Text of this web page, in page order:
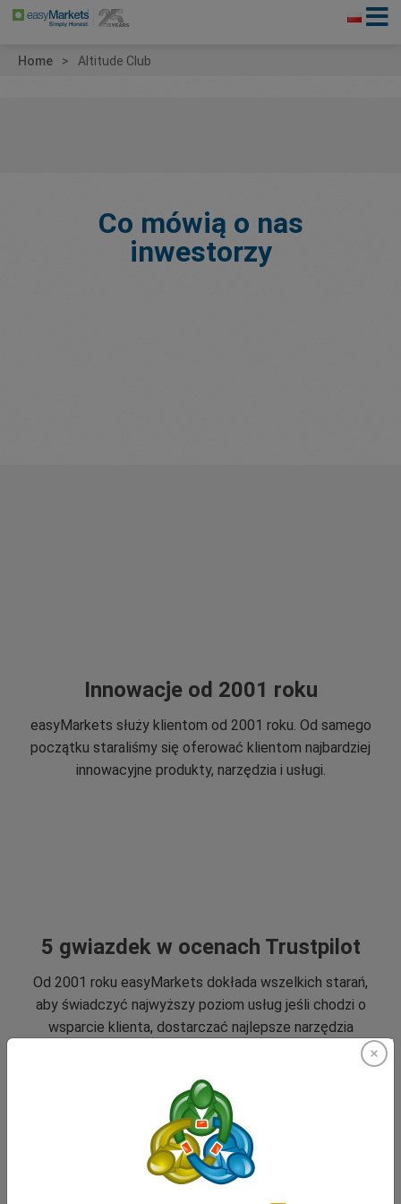
Home Altitude Club
Co mówią o nas
inwestorzy
Innowacje od 2001 roku
easyMarkets służy klientom od 2001 roku. Od samego
początku staraliśmy się oferować klientom najbardziej
innowacyjne produkty, narzędzia i usługi.
5 gwiazdek w ocenach Trustpilot
Od 2001 roku easyMarkets dokłada wszelkich starań,
aby świadczyć najwyższy poziom usług jeśli chodzi o
wsparcie klienta, dostarczać najlepsze narzędzia
zarządzania ryzykiem, a także wsparcie klienta 24/5